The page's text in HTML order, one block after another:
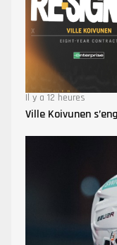
Il y a 12 heures
Ville Koivunen